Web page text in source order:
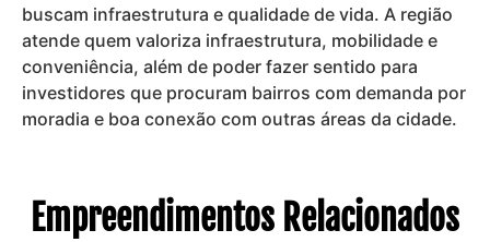
buscam infraestrutura e qualidade de vida. A região
atende quem valoriza infraestrutura, mobilidade e
conveniência, além de poder fazer sentido para
investidores que procuram bairros com demanda por
moradia e boa conexão com outras áreas da cidade.
Empreendimentos Relacionados